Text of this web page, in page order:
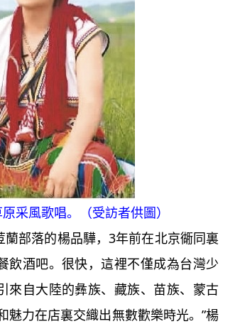
采風歌唱。（受訪者供圖）
部落的楊品驊，3年前在北京衚同裏
飲酒吧。很快，這裡不僅成為台灣少
來自大陸的彝族、藏族、苗族、蒙古
魅力在店裏交織出無數歡樂時光。”楊